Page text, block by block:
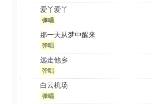
爱丫爱丫
弹唱
那一天从梦中醒来
弹唱
远走他乡
弹唱
白云机场
弹唱